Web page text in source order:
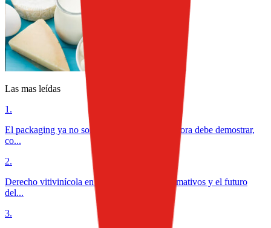
Las mas leídas
1 .
El packaging ya no solo protege alimentos: ahora debe demostrar,
co...
2.
Derecho vitivinícola en México: desafíos normativos y el futuro
del...
3.